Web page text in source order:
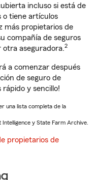
incluso si está de
o tiene artículos
más propietarios de
compañía de seguros
aseguradora.2
a comenzar después
de seguro de
rápido y sencillo!
una lista completa de la
y State Farm Archive.
propietarios de